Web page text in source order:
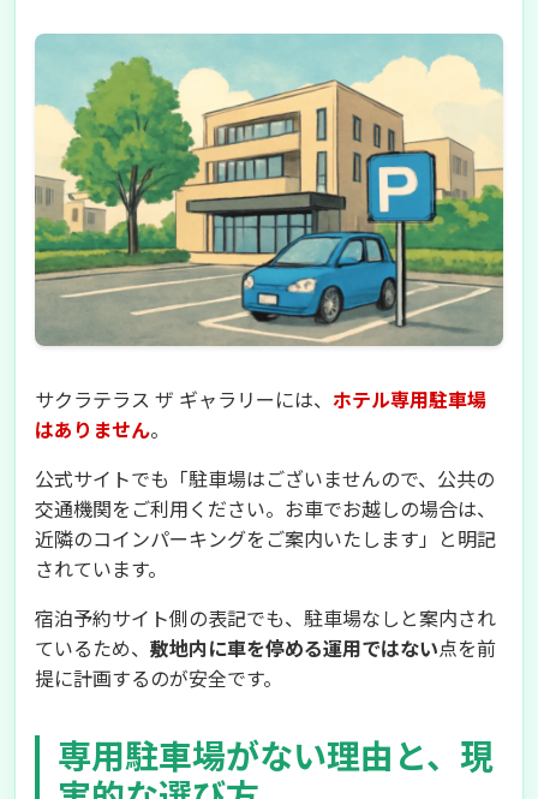
サクラテラス ザ ギャラリーには、 ホテル専用駐車場
はありません。
公式サイトでも「駐車場はございませんので、公共の
交通機関をご利用ください。お車でお越しの場合は、
近隣のコインパーキングをご案内いたします」と明記
されています。
宿泊予約サイト側の表記でも、駐車場なしと案内され
ているため、 敷地内に車を停める運用ではない点を前
提に計画するのが安全です。
専用駐車場がない理由と、現